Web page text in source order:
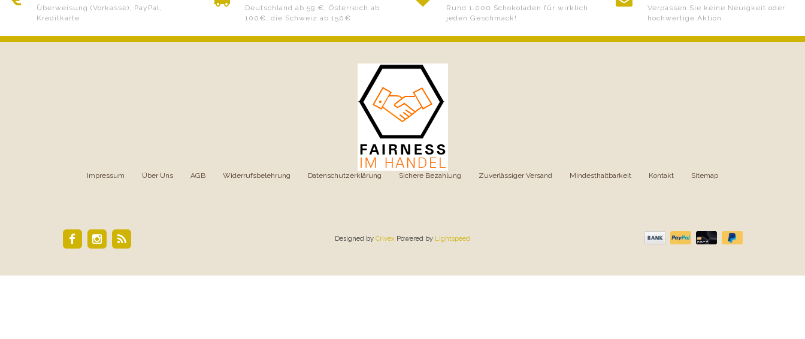
Überweisung (Vorkasse), PayPal,
Kreditkarte
Deutschland ab 59 €, Österreich ab
100€, die Schweiz ab 150€
Rund 1.000 Schokoladen für wirklich
jeden Geschmack!
Verpassen Sie keine Neuigkeit oder
hochwertige Aktion
Impressum Über Uns AGB Widerrufsbelehrung Datenschutzerklärung Sichere Bezahlung Zuverlässiger Versand Mindesthaltbarkeit Kontakt Sitemap
Designed by Crivex Powered by Lightspeed